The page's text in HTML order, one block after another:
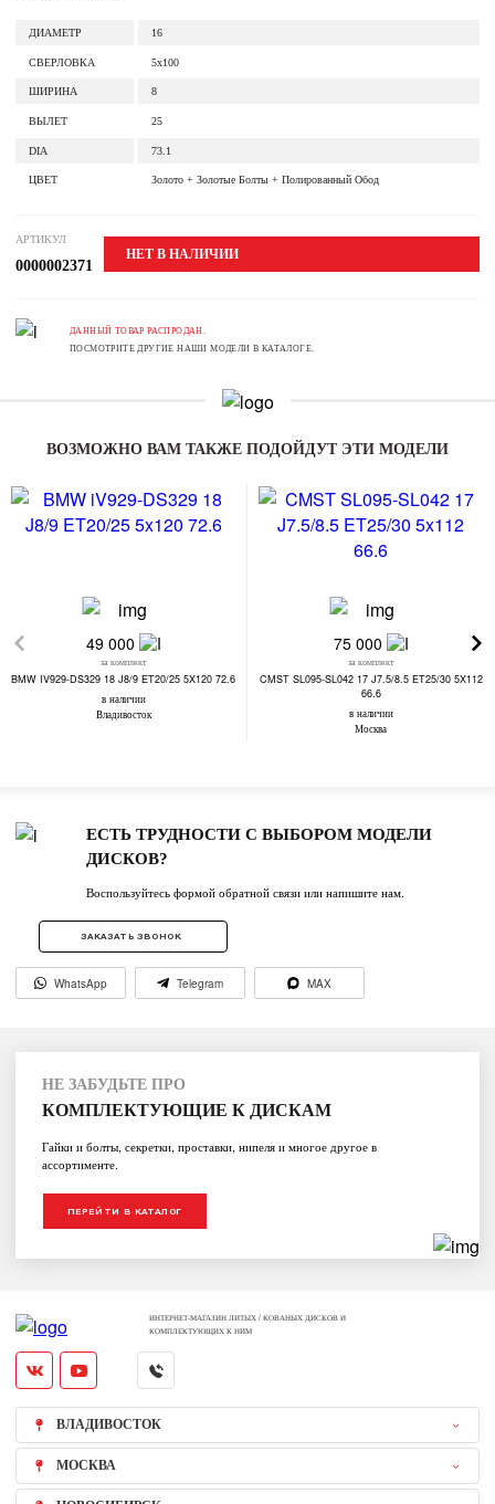
ДИАМЕТР 16
СВЕРЛОВКА 5x100
ШИРИНА 8
ВЫЛЕТ 25
DIA 73.1
ЦВЕТ Золото + Золотые Болты + Полированный Обод
АРТИКУЛ
0000002371
НЕТ В НАЛИЧИИ
ДАННЫЙ ТОВАР РАСПРОДАН.
ПОСМОТРИТЕ ДРУГИЕ НАШИ МОДЕЛИ В КАТАЛОГЕ.
ВОЗМОЖНО ВАМ ТАКЖЕ ПОДОЙДУТ ЭТИ МОДЕЛИ
49 000
за комплект
BMW IV929-DS329 18 J8/9 ET20/25 5X120 72.6
в наличии
Владивосток
75 000
за комплект
CMST SL095-SL042 17 J7.5/8.5 ET25/30 5X112
66.6
в наличии
Москва
ЕСТЬ ТРУДНОСТИ С ВЫБОРОМ МОДЕЛИ
ДИСКОВ?
Воспользуйтесь формой обратной связи или напишите нам.
ЗАКАЗАТЬ ЗВОНОК
WhatsApp Telegram MAX
НЕ ЗАБУДЬТЕ ПРО
КОМПЛЕКТУЮЩИЕ К ДИСКАМ
Гайки и болты, секретки, проставки, нипеля и многое другое в
ассортименте.
ПЕРЕЙТИ В КАТАЛОГ
ИНТЕРНЕТ-МАГАЗИН ЛИТЫХ / КОВАНЫХ ДИСКОВ И
КОМПЛЕКТУЮЩИХ К НИМ
ВЛАДИВОСТОК
МОСКВА